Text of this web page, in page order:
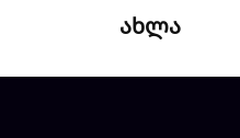
ახლა